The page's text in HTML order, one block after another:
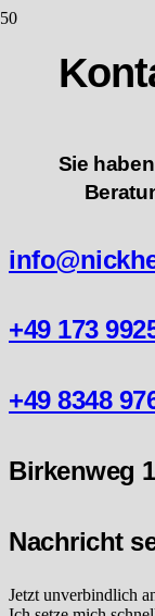
Sie
+49 173
+49 8348
Birkenweg
Nachricht
Jetzt unverbindlich